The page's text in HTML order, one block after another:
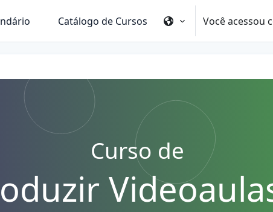
Catálogo de Cursos Você acessou
Curso de